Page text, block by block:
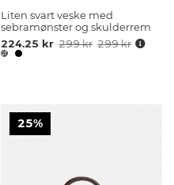
Liten svart veske med
sebramønster og skulderrem
224.25 kr 299 kr 299 kr
25%